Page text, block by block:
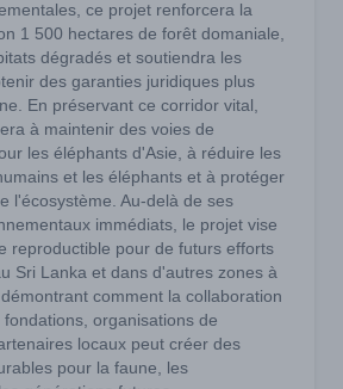
ce projet renforcera la
1 500 hectares de forêt domaniale,
dégradés et soutiendra les
des garanties juridiques plus
En préservant ce corridor vital,
à maintenir des voies de
les éléphants d'Asie, à réduire les
et les éléphants et à protéger
l'écosystème. Au-delà de ses
immédiats, le projet vise
reproductible pour de futurs efforts
Sri Lanka et dans d'autres zones à
comment la collaboration
organisations de
locaux peut créer des
pour la faune, les